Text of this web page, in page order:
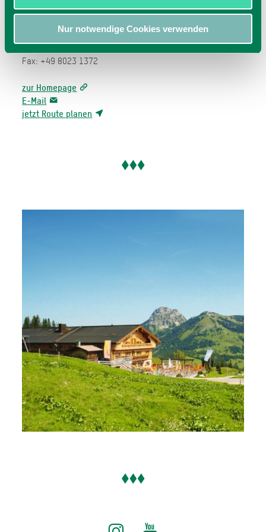
Nur notwendige Cookies verwenden
Oberes Sudelfeld 1
Bayrischzell
Tel: +49 8023 722
Fax: +49 8023 1372
zur Homepage
E-Mail
jetzt Route planen